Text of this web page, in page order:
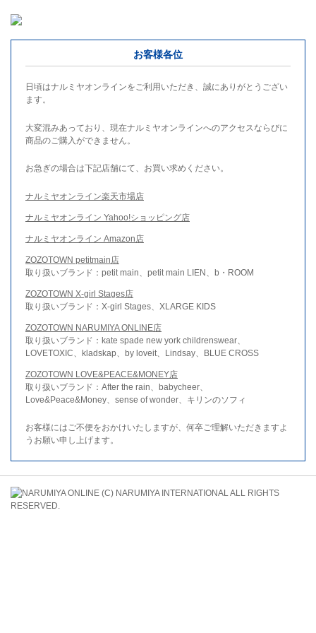
お客様各位
日頃はナルミヤオンラインをご利用いただき、誠にありがとうござい
ます。
大変混みあっており、現在ナルミヤオンラインへのアクセスならびに
商品のご購入ができません。
お急ぎの場合は下記店舗にて、お買い求めください。
ナルミヤオンライン楽天市場店
ナルミヤオンライン Yahoo!ショッピング店
ナルミヤオンライン Amazon店
ZOZOTOWN petitmain店
取り扱いブランド：petit main、petit main LIEN、b・ROOM
ZOZOTOWN X-girl Stages店
取り扱いブランド：X-girl Stages、XLARGE KIDS
ZOZOTOWN NARUMIYA ONLINE店
取り扱いブランド：kate spade new york childrenswear、
LOVETOXIC、kladskap、by loveit、Lindsay、BLUE CROSS
ZOZOTOWN LOVE&PEACE&MONEY店
取り扱いブランド：After the rain、babycheer、
Love&Peace&Money、sense of wonder、キリンのソフィ
お客様にはご不便をおかけいたしますが、何卒ご理解いただきますよ
うお願い申し上げます。